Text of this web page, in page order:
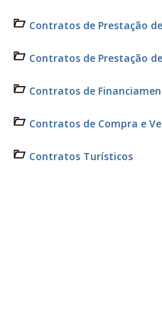
Contratos de Prestação
Contratos de Prestação
Contratos de
Contratos de Compra e
Contratos Turísticos